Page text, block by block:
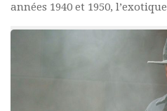
années 1940 et 1950, l’exotique